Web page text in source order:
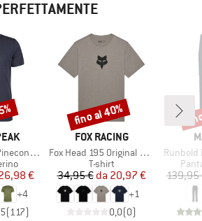
II T-Shirt
ridotto
€
+4
(117)
MARCHIO
FOX RACING
Articolo
Fox Head 195 Original S/S Tee
Gruppo di prodotti
T-shirt
Prezzo
34,95 € Prezzo ridotto
da 20,97 €
+1
0,0(0)
Sconto
fino al 40%
Articolo
Runbold
139,95